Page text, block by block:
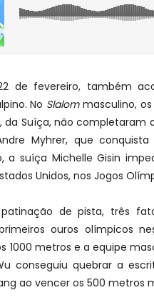
de fevereiro, também
No Slalommasculino,
da Suíça, não completaram
Myhrer, que
a suíça Michelle Gisin
Unidos, nos Jogos
de pista, três
ouros olímpicos
1000 metros e a equipe
conseguiu quebrar a
ao vencer os 500 metros